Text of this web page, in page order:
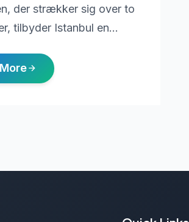
der strækker sig over to
tilbyder Istanbul en…